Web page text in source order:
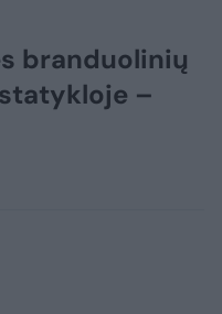
branduolinių
–